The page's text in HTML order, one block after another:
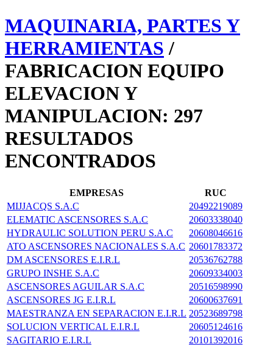
MAQUINARIA, PARTES Y
HERRAMIENTAS /
FABRICACION EQUIPO
ELEVACION Y
MANIPULACION: 297
RESULTADOS
ENCONTRADOS
EMPRESAS
RUC
MIJJACQS S.A.C
20492219089
ELEMATIC ASCENSORES S.A.C
20603338040
HYDRAULIC SOLUTION PERU S.A.C
20608046616
ATO ASCENSORES NACIONALES S.A.C 20601783372
DM ASCENSORES E.I.R.L
20536762788
GRUPO INSHE S.A.C
20609334003
ASCENSORES AGUILAR S.A.C
20516598990
ASCENSORES JG E.I.R.L
20600637691
MAESTRANZA EN SEPARACION E.I.R.L 20523689798
SOLUCION VERTICAL E.I.R.L
20605124616
SAGITARIO E.I.R.L
20101392016